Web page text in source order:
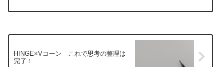
HINGE×Vコーン これで思考の整理は
完了！